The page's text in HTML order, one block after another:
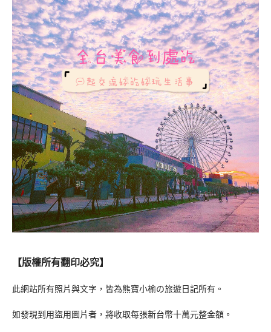
【版權所有翻印必究】
此網站所有照片與文字，皆為熊寶小榆の旅遊日記所有。
如發現到用盜用圖片者，將收取每張新台幣十萬元整金額。